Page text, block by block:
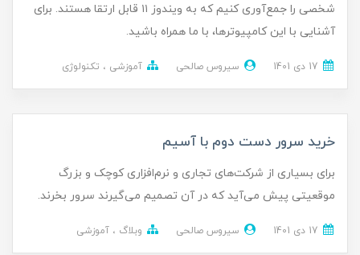
شخصی را جمع‌آوری کنیم که به ویندوز ۱۱ قابل ارتقا هستند. برای
آشنایی با این کامپیوترها، با ما همراه باشید.
سیروس صالحی آموزشی تکنولوژی
خرید سرور دست دوم با آسیم
برای بسیاری از شرکت‌های تجاری و نرم‌افزاری کوچک و بزرگ
موقعیتی پیش می‌آید که در آن تصمیم می‌گیرند سرور بخرند.
سیروس صالحی وبلاگ آموزشی